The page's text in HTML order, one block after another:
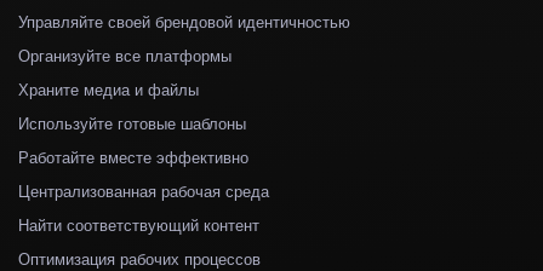
Управляйте своей брендовой идентичностью
Организуйте все платформы
Храните медиа и файлы
Используйте готовые шаблоны
Работайте вместе эффективно
Централизованная рабочая среда
Найти соответствующий контент
Оптимизация рабочих процессов